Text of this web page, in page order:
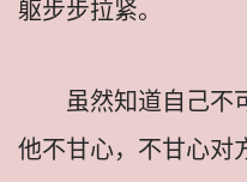
躯步步拉紧。
虽然知道自己不
他不甘心，不甘心对